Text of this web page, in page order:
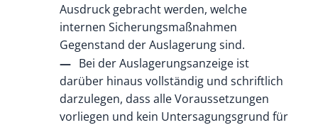
Ausdruck gebracht werden, welche
internen Sicherungsmaßnahmen
Gegenstand der Auslagerung sind.
Bei der Auslagerungsanzeige ist
darüber hinaus vollständig und schriftlich
darzulegen, dass alle Voraussetzungen
vorliegen und kein Untersagungsgrund für